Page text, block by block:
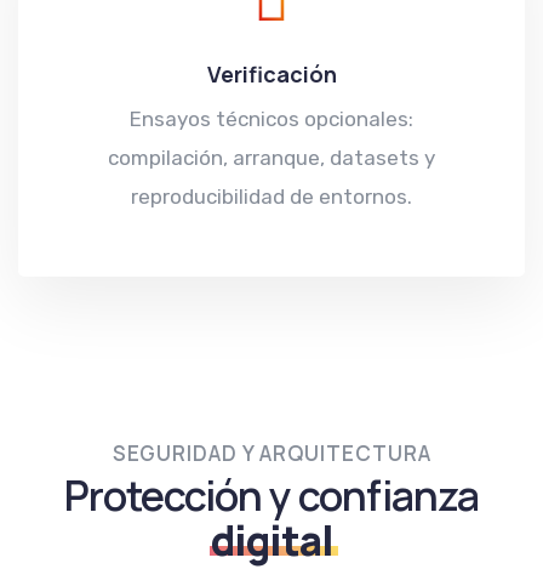
Verificación
Ensayos técnicos opcionales:
compilación, arranque, datasets y
reproducibilidad de entornos.
SEGURIDAD Y ARQUITECTURA
Protección y confianza
digital